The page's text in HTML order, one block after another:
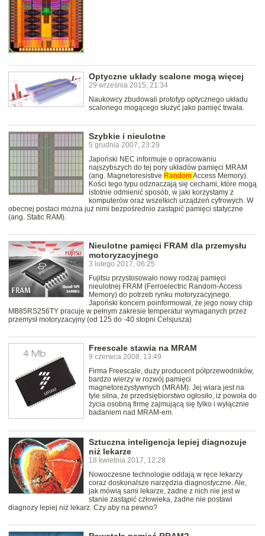
Optyczne układy scalone mogą więcej
29 września 2015, 21:34
Naukowcy zbudowali prototyp optycznego układu
scalonego mogącego służyć jako pamięć trwała.
Szybkie i nieulotne
5 grudnia 2007, 23:29
Japoński NEC informuje o opracowaniu
najszybszych do tej pory układów pamięci MRAM
(ang. Magnetoresistive RandomAccess Memory).
Kości tego typu odznaczają się cechami, które mogą
istotnie odmienić sposób, w jaki korzystamy z
komputerów oraz wszelkich urządzeń cyfrowych. W
obecnej postaci można już nimi bezpośrednio zastąpić pamięci statyczne
(ang. Static RAM).
Nieulotne pamięci FRAM dla przemysłu
motoryzacyjnego
3 lutego 2017, 06:25
Fujitsu przystosowało nowy rodzaj pamięci
nieulotnej FRAM (Ferroelectric Random-Access
Memory) do potrzeb rynku motoryzacyjnego.
Japoński koncern poinformował, że jego nowy chip
MB85RS256TY pracuje w pełnym zakresie temperatur wymaganych przez
przemysł motoryzacyjny (od 125 do -40 stopni Celsjusza)
Freescale stawia na MRAM
9 czerwca 2008, 13:49
Firma Freescale, duży producent półprzewodników,
bardzo wierzy w rozwój pamięci
magnetorezystywnych (MRAM). Jej wiara jest na
tyle silna, że przedsiębiorstwo ogłosiło, iż powoła do
życia osobną firmę zajmującą się tylko i wyłącznie
badaniem nad MRAM-em.
Sztuczna inteligencja lepiej diagnozuje
niż lekarze
18 kwietnia 2017, 12:28
Nowoczesne technologie oddają w ręce lekarzy
coraz doskonalsze narzędzia diagnostyczne. Ale,
jak mówią sami lekarze, żadne z nich nie jest w
stanie zastąpić człowieka, żadne nie postawi
diagnozy lepiej niż lekarz. Czy aby na pewno?